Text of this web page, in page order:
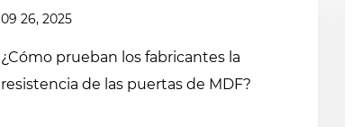
09 26, 2025
¿Cómo prueban los fabricantes la
resistencia de las puertas de MDF?